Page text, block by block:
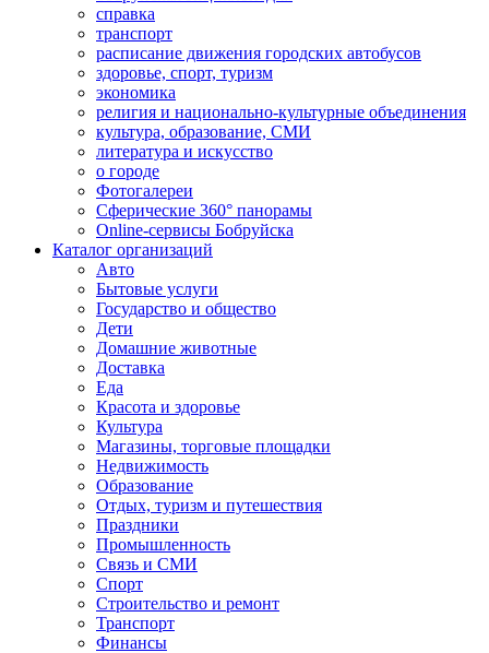
справка
транспорт
расписание движения городских автобусов
здоровье, спорт, туризм
экономика
религия и национально-культурные объединения
культура, образование, СМИ
литература и искусство
о городе
Фотогалереи
Сферические 360° панорамы
Online-сервисы Бобруйска
Каталог организаций
Авто
Бытовые услуги
Государство и общество
Дети
Домашние животные
Доставка
Еда
Красота и здоровье
Культура
Магазины, торговые площадки
Недвижимость
Образование
Отдых, туризм и путешествия
Праздники
Промышленность
Связь и СМИ
Спорт
Строительство и ремонт
Транспорт
Финансы